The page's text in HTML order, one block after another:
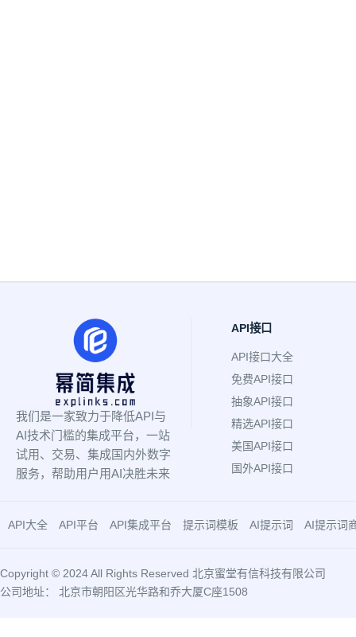
我们是一家致力于降低API与
AI技术门槛的集成平台，一站
试用、交易、集成国内外数字
服务，帮助用户用AI决胜未来
API接口
API接口大全
免费API接口
抽象API接口
精选API接口
美国API接口
国外API接口
API大全 API平台 API集成平台 提示词模板 AI提示词 AI提示词
Copyright © 2024 All Rights Reserved 北京蜜堂有信科技有限公司
公司地址： 北京市朝阳区光华路和乔大厦C座1508